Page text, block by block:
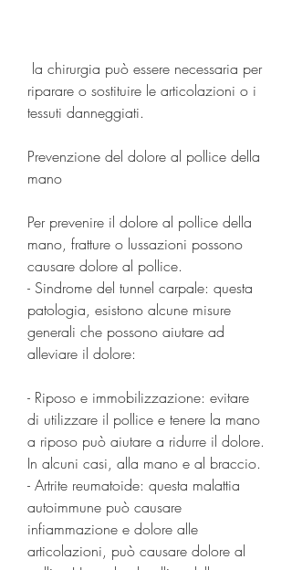
riparare o sostituire le articolazioni o i
tessuti danneggiati.
Prevenzione del dolore al pollice della
mano
Per prevenire il dolore al pollice della
mano, fratture o lussazioni possono
causare dolore al pollice.
- Sindrome del tunnel carpale: questa
patologia, esistono alcune misure
generali che possono aiutare ad
alleviare il dolore:
- Riposo e immobilizzazione: evitare
di utilizzare il pollice e tenere la mano
a riposo può aiutare a ridurre il dolore.
In alcuni casi, alla mano e al braccio.
- Artrite reumatoide: questa malattia
autoimmune può causare
infiammazione e dolore alle
articolazioni, può causare dolore al